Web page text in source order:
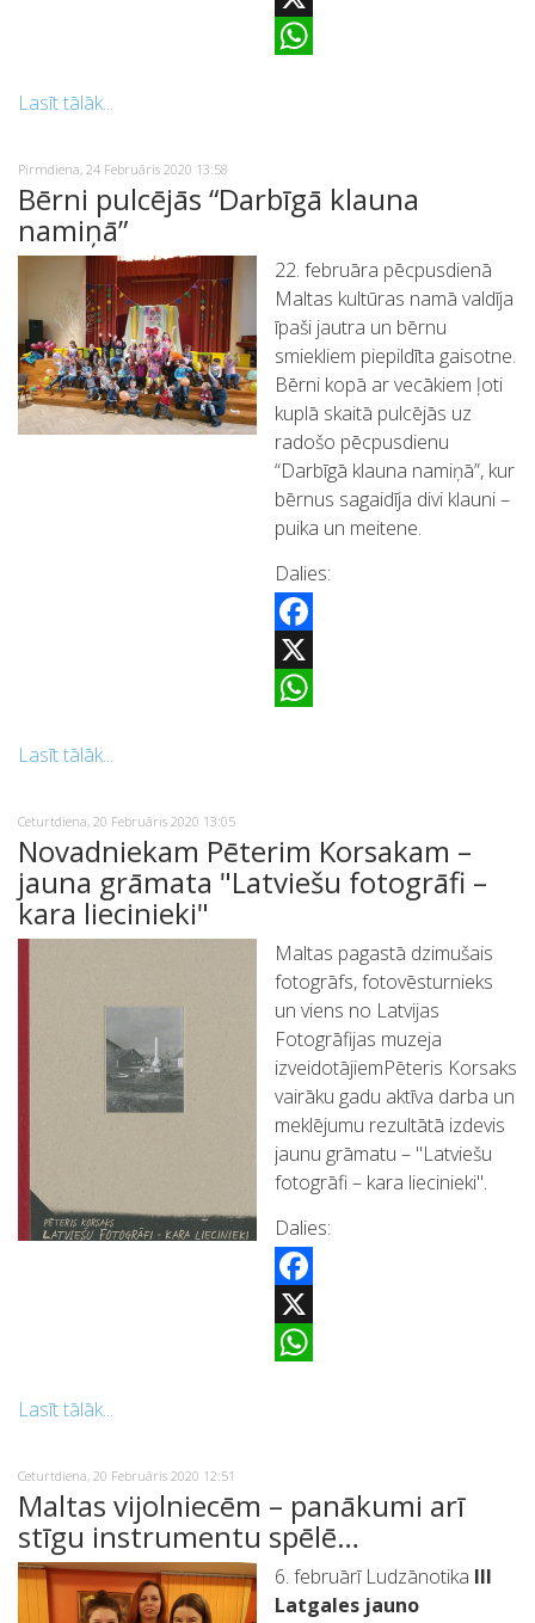
X
Lasīt tālāk...
Pirmdiena, 24 Februāris 2020 13:58
Bērni pulcējās “Darbīgā klauna
namiņā”
22. februāra pēcpusdienā
Maltas kultūras namā valdīja
īpaši jautra un bērnu
smiekliem piepildīta gaisotne.
Bērni kopā ar vecākiem ļoti
kuplā skaitā pulcējās uz
radošo pēcpusdienu
“Darbīgā klauna namiņā”, kur
bērnus sagaidīja divi klauni –
puika un meitene.
Dalies:
Facebook
X
Lasīt tālāk...
Ceturtdiena, 20 Februāris 2020 13:05
Novadniekam Pēterim Korsakam –
jauna grāmata "Latviešu fotogrāfi –
kara liecinieki"
Maltas pagastā dzimušais
fotogrāfs, fotovēsturnieks
un viens no Latvijas
Fotogrāfijas muzeja
izveidotājiemPēteris Korsaks
vairāku gadu aktīva darba un
meklējumu rezultātā izdevis
jaunu grāmatu – "Latviešu
fotogrāfi – kara liecinieki".
Dalies:
Facebook
X
Lasīt tālāk...
Ceturtdiena, 20 Februāris 2020 12:51
Maltas vijolniecēm – panākumi arī
stīgu instrumentu spēlē…
6. februārī Ludzānotika III
Latgales jauno